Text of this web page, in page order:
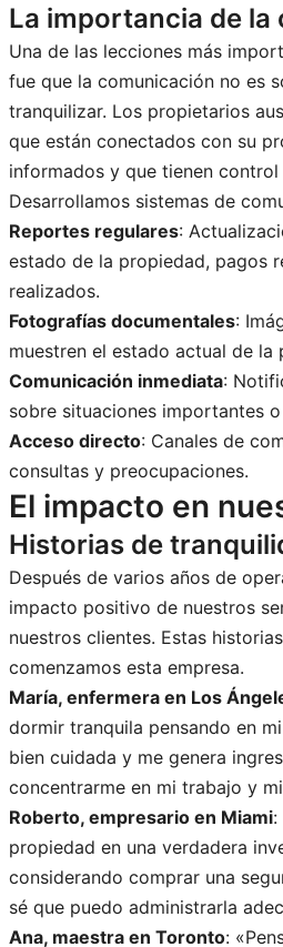
La importancia de la
Una de las lecciones más
fue que la comunicación no es
tranquilizar. Los propietarios
que están conectados con su
informados y que tienen
Desarrollamos sistemas de
Reportes regulares:
estado de la propiedad, pagos
realizados.
Fotografías documentales:
muestren el estado actual de la
Comunicación inmediata:
sobre situaciones importantes
Acceso directo: Canales de
consultas y preocupaciones.
El impacto en
Historias de
Después de varios años de
impacto positivo de nuestros
nuestros clientes. Estas
comenzamos esta empresa.
María, enfermera en Los
dormir tranquila pensando en
bien cuidada y me genera
concentrarme en mi trabajo y
Roberto, empresario en Miami:
propiedad en una verdadera
considerando comprar una
sé que puedo administrarla
Ana, maestra en Toronto: